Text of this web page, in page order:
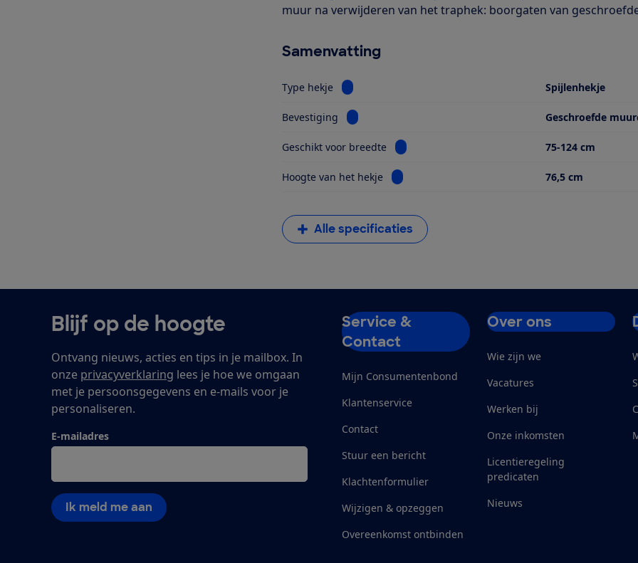
muur na verwijderen van het traphek: boorgaten van
Samenvatting
Type hekje Bekijk informatie voor Type hekje Spijlenhekje
Bevestiging Bekijk informatie voor Bevestiging Geschroefde
Geschikt voor breedte Bekijk informatie voor Geschikt voor breedte
75-124 cm
Hoogte van het hekje Bekijk informatie voor Hoogte van het hekje
76,5 cm
Alle specificaties
Blijf op de hoogte
Ontvang nieuws, acties en tips in je mailbox. In
onze privacyverklaring lees je hoe we omgaan
met je persoonsgegevens en e-mails voor je
personaliseren.
E-mailadres
Ik meld me aan
Service &
Contact
Mijn Consumentenbond
Klantenservice
Contact
Stuur een bericht
Klachtenformulier
Wijzigen & opzeggen
Overeenkomst ontbinden
Over ons
Wie zijn we
Vacatures
Werken bij
Onze inkomsten
Licentieregeling
predicaten
Nieuws